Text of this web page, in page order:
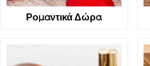
Ρομαντικά Δώρα